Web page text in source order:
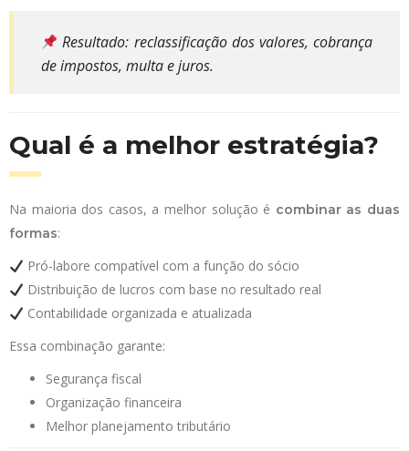
Resultado: reclassificação dos valores, cobrança
de impostos, multa e juros.
Qual é a melhor estratégia?
Na maioria dos casos, a melhor solução é combinar as duas
formas:
Pró-labore compatível com a função do sócio
Distribuição de lucros com base no resultado real
Contabilidade organizada e atualizada
Essa combinação garante:
Segurança fiscal
Organização financeira
Melhor planejamento tributário